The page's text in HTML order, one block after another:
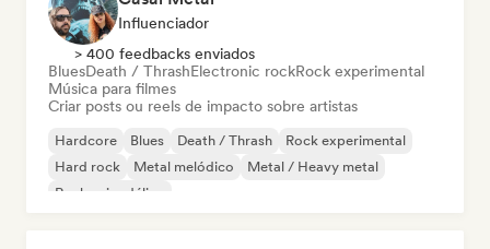
Influenciador
> 400 feedbacks enviados
BluesDeath / ThrashElectronic rockRock experimental
Música para filmes
Criar posts ou reels de impacto sobre artistas
Hardcore Blues Death / Thrash
Rock experimental
Hard rock
Metal melódico
Metal / Heavy metal
Rock psicodélico